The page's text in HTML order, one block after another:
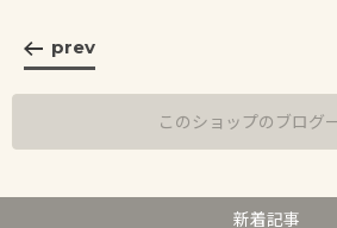
prev
このショップのブログ
新着記事